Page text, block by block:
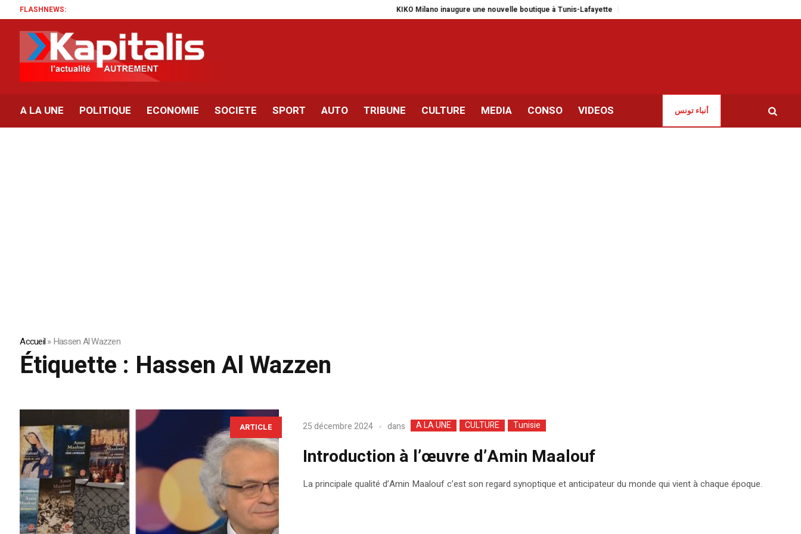
FLASHNEWS: KIKO Milano inaugure une nouvelle boutique à Tunis-Lafayette Des Tunisiens à l’étranger dénoncent «la dégradation
A LA UNE POLITIQUE ECONOMIE SOCIETE SPORT AUTO TRIBUNE CULTURE MEDIA CONSO VIDEOS أنباء تونس
Accueil»Hassen Al Wazzen
Étiquette : Hassen Al Wazzen
ARTICLE 25 décembre 2024 dans A LA UNE CULTURE Tunisie
Introduction à l’œuvre d’Amin Maalouf
La principale qualité d’Amin Maalouf c’est son regard synoptique et anticipateur du monde qui vient à chaque époque.